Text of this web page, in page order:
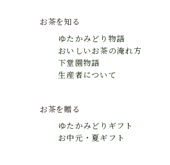
お茶を知る
ゆたかみどり物語
おいしいお茶の淹れ方
下堂園物語
生産者について
お茶を贈る
ゆたかみどりギフト
お中元・夏ギフト